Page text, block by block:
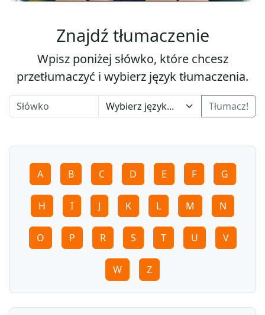
Znajdź tłumaczenie
Wpisz poniżej słówko, które chcesz
przetłumaczyć i wybierz język tłumaczenia.
Tłumacz!
A B C D E F G
H I J K L M N
O P R S T U V
W Z